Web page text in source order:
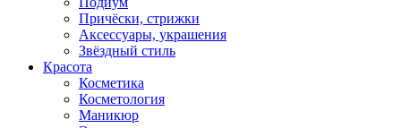
Причёски, стрижки
Аксессуары, украшения
Звёздный стиль
Красота
Косметика
Косметология
Маникюр